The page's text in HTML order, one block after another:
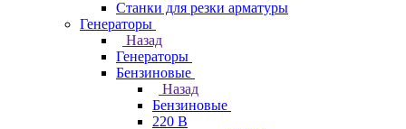
Станки для резки арматуры
Генераторы
Назад
Генераторы
Бензиновые
Назад
Бензиновые
220 В